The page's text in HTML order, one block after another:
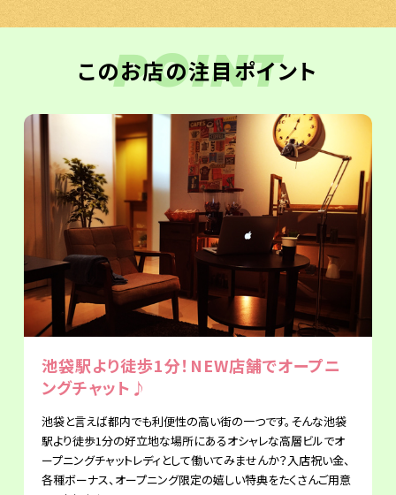
このお店の注目ポイント
POINT
池袋駅より徒歩1分！NEW店舗でオープニ
ングチャット♪
池袋と言えば都内でも利便性の高い街の一つです。そんな池袋
駅より徒歩1分の好立地な場所にあるオシャレな高層ビルでオ
ープニングチャットレディとして働いてみませんか？入店祝い金、
各種ボーナス、オープニング限定の嬉しい特典をたくさんご用意